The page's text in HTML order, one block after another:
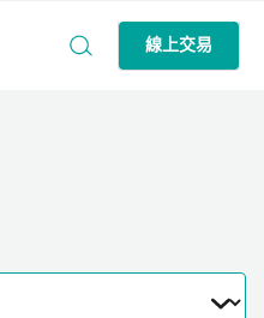
線上交易